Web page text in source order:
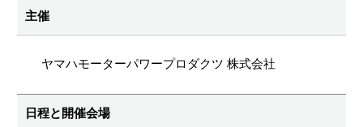
主催
ヤマハモーターパワープロダクツ 株式会社
日程と開催会場